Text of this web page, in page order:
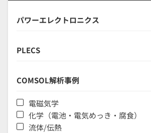
パワーエレクトロニクス
PLECS
COMSOL解析事例
電磁気学
化学（電池・電気めっき・腐食）
流体/伝熱